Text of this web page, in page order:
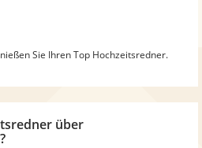
Sie Ihren Top Hochzeitsredner.
über